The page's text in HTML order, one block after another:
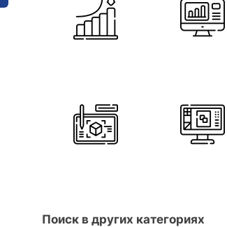
Поиск в других категориях